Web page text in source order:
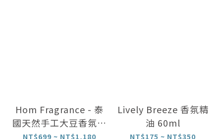
Hom Fragrance - 泰
國天然手工大豆香氛蠟
燭
NT$699 ~ NT$1,180
Lively Breeze 香氛精
油 60ml
NT$175 ~ NT$350